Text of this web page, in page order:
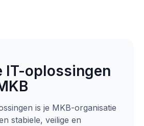
IT-oplossingen
is je MKB-organisatie
stabiele, veilige en